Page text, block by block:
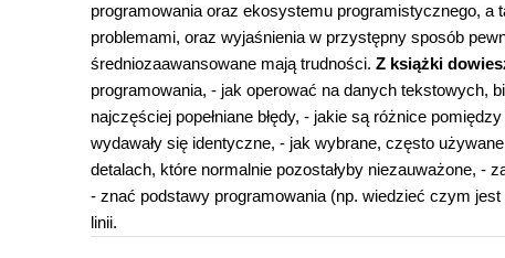
programowania oraz ekosystemu programistycznego,
problemami, oraz wyjaśnienia w przystępny sposób
średniozaawansowane mają trudności. Z książki
programowania, - jak operować na danych tekstowych,
najczęściej popełniane błędy, - jakie są różnice
wydawały się identyczne, - jak wybrane, często
detalach, które normalnie pozostałyby niezauważone,
- znać podstawy programowania (np. wiedzieć czym
linii.